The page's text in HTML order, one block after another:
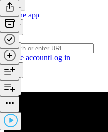
Get the app
Create accountLog in